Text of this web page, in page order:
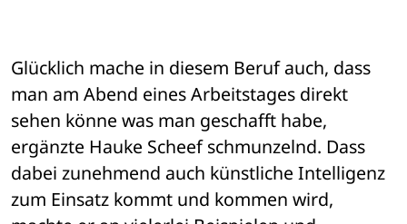
Glücklich mache in diesem Beruf auch, dass
man am Abend eines Arbeitstages direkt
sehen könne was man geschafft habe,
ergänzte Hauke Scheef schmunzelnd. Dass
dabei zunehmend auch künstliche Intelligenz
zum Einsatz kommt und kommen wird,